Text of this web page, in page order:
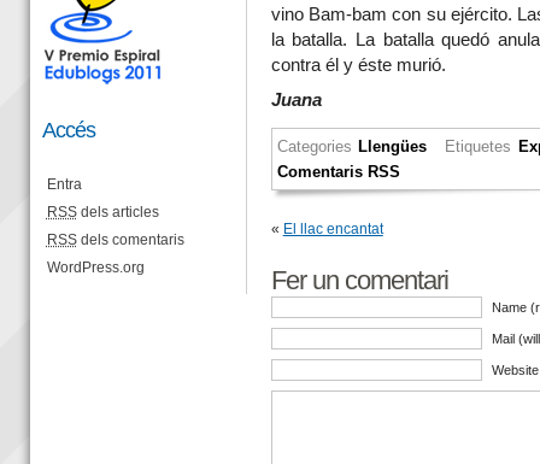
vino Bam-bam con su ejército.
la batalla. La batalla quedó
contra él y éste murió.
Juana
Categories Llengües Etiquetes
Comentaris RSS
« El llac encantat
Fer un comentari
Name
Mail
Website
Accés
Entra
RSSdels articles
RSSdels comentaris
WordPress.org